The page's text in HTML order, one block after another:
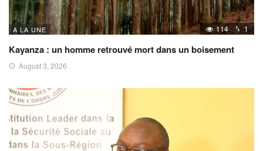
A LA UNE 114 1
Kayanza : un homme retrouvé mort dans un boisement
August 3, 2026